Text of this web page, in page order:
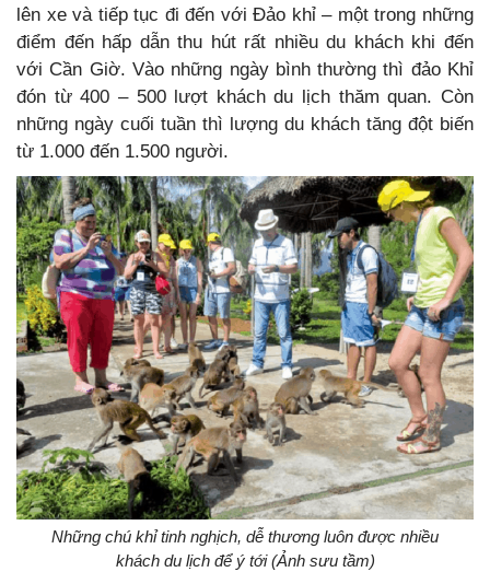
lên xe và tiếp tục đi đến với Đảo khỉ – một trong những
điểm đến hấp dẫn thu hút rất nhiều du khách khi đến
với Cần Giờ. Vào những ngày bình thường thì đảo Khỉ
đón từ 400 – 500 lượt khách du lịch thăm quan. Còn
những ngày cuối tuần thì lượng du khách tăng đột biến
từ 1.000 đến 1.500 người.
Những chú khỉ tinh nghịch, dễ thương luôn được nhiều
khách du lịch để ý tới (Ảnh sưu tầm)